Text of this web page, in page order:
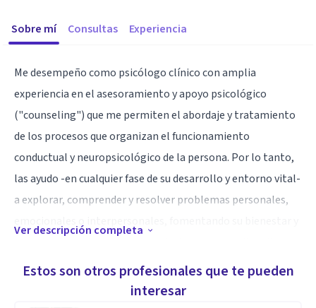
Sobre mí Consultas Experiencia
Me desempeño como psicólogo clínico con amplia
experiencia en el asesoramiento y apoyo psicológico
("counseling") que me permiten el abordaje y tratamiento
de los procesos que organizan el funcionamiento
conductual y neuropsicológico de la persona. Por lo tanto,
las ayudo -en cualquier fase de su desarrollo y entorno vital-
a explorar, comprender y resolver problemas personales,
En primera instancia me enfoco en la normalidad,
trabajando con dificultades cotidianas, crisis vitales o
Ver descripción completa
Estos son otros profesionales que te pueden
interesar